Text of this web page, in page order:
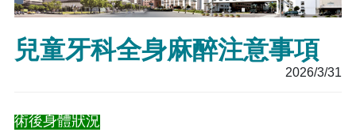
兒童牙科全身麻醉注意事項
2026/3/31
術後身體狀況